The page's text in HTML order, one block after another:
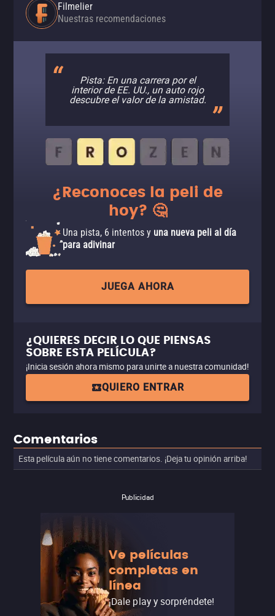
Filmelier
Nuestras recomendaciones
Pista: En una carrera por el
interior de EE. UU., un auto rojo
descubre el valor de la amistad.
¿Reconoces la peli de
hoy? 🤔
Una pista, 6 intentos y una nueva peli al día
para adivinar
JUEGA AHORA
¿QUIERES DECIR LO QUE PIENSAS
SOBRE ESTA PELÍCULA?
¡Inicia sesión ahora mismo para unirte a nuestra comunidad!
QUIERO ENTRAR
Comentarios
Esta película aún no tiene comentarios. ¡Deja tu opinión arriba!
Publicidad
Ve películas
completas en
línea
¡Dale play y sorpréndete!